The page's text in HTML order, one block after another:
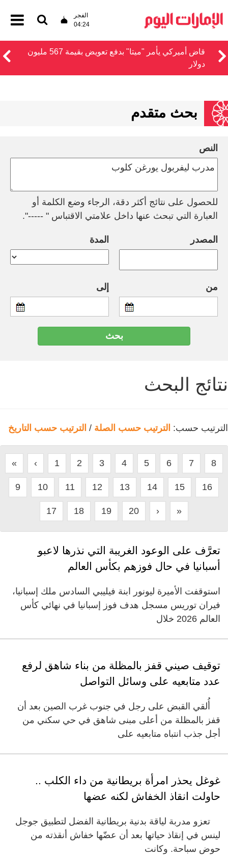
الفجر
04:24
قاض أميركي يأمر "ميتا" بدفع تعويض بقيمة 567 مليون
دولار
بحث متقدم
النص
للحصول على نتائج أكثر دقة، الرجاء وضع الكلمة أو
العبارة التي تبحث عنها داخل علامتي الاقتباس " -----".
المصدر المدة
من إلى
نتائج البحث
الترتيب حسب: الترتيب حسب الصلة / الترتيب حسب التاريخ
« ‹ 1 2 3 4 5 6 7 8
9 10 11 12 13 14 15 16
17 18 19 20 › »
تعرَّف على الوعود الغريبة التي نذرها لاعبو
أسبانيا في حال فوزهم بكأس العالم
استوقفت الأميرة ليونور ابنة فيليبي السادس ملك إسبانيا،
فيران توريس مسجل هدف فوز إسبانيا في نهائي كأس
العالم 2026 خلال
توقيف صيني قفز بالمظلة من بناء شاهق لرفع
عدد متابعيه على وسائل التواصل
أُلقي القبض على رجل في جنوب غرب الصين بعد أن
قفز بالمظلة من أعلى مبنى شاهق في حي سكني من
أجل جذب انتباه متابعيه على
غوغل يحذر امرأة بريطانية من داء الكلب ..
حاولت انقاذ الخفاش لكنه عضها
تعزو مدربة لياقة بدنية بريطانية الفضل لتطبيق جوجل
لينس في إنقاذ حياتها بعد أن عضّها خفاش أنقذته من
حوض سباحة. وكانت